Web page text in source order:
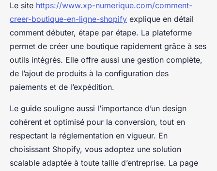
Le site https://www.xp-numerique.com/comment-
creer-boutique-en-ligne-shopify explique en détail
comment débuter, étape par étape. La plateforme
permet de créer une boutique rapidement grâce à ses
outils intégrés. Elle offre aussi une gestion complète,
de l’ajout de produits à la configuration des
paiements et de l’expédition.
Le guide souligne aussi l’importance d’un design
cohérent et optimisé pour la conversion, tout en
respectant la réglementation en vigueur. En
choisissant Shopify, vous adoptez une solution
scalable adaptée à toute taille d’entreprise. La page